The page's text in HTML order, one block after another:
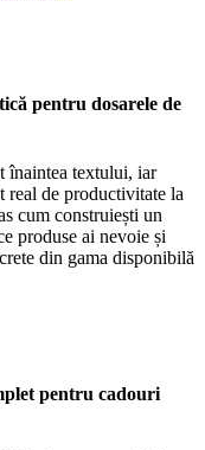
pentru dosarele de
înaintea textului, iar
real de productivitate la
cum construiești un
produse ai nevoie și
din gama disponibilă
pentru cadouri